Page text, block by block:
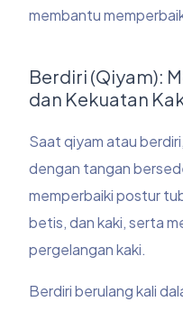
membantu
Berdiri (Qiyam):
dan Kekuatan
Saat qiyam atau
dengan tangan
memperbaiki postur
betis, dan kaki, serta
pergelangan kaki.
Berdiri berulang kali